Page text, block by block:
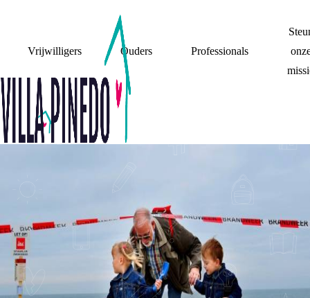
Vrijwilligers Ouders Professionals
OMGANGSRECHT
VOOR